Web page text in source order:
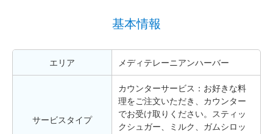
基本情報
エリア メディテレーニアンハーバー
サービスタイプ
カウンターサービス：お好きな料
理をご注文いただき、カウンター
でお受け取りください。スティッ
クシュガー、ミルク、ガムシロッ